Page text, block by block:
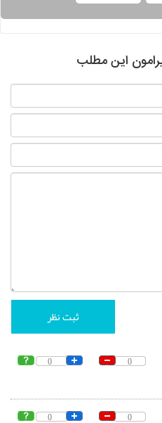
این مطلب
0 0
0 0